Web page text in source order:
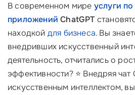
В современном мире услуги по
приложений ChatGPT
находкой для бизнеса. Вы
внедривших искусственный
деятельность, отчитались о
эффективности? ⭐ Внедряя чат
искусственным интеллектом,